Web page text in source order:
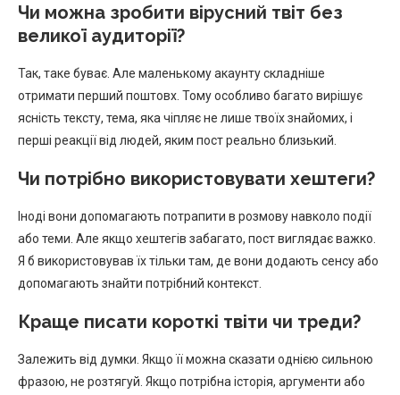
Чи можна зробити вірусний твіт без
великої аудиторії?
Так, таке буває. Але маленькому акаунту складніше
отримати перший поштовх. Тому особливо багато вирішує
ясність тексту, тема, яка чіпляє не лише твоїх знайомих, і
перші реакції від людей, яким пост реально близький.
Чи потрібно використовувати хештеги?
Іноді вони допомагають потрапити в розмову навколо події
або теми. Але якщо хештегів забагато, пост виглядає важко.
Я б використовував їх тільки там, де вони додають сенсу або
допомагають знайти потрібний контекст.
Краще писати короткі твіти чи треди?
Залежить від думки. Якщо її можна сказати однією сильною
фразою, не розтягуй. Якщо потрібна історія, аргументи або